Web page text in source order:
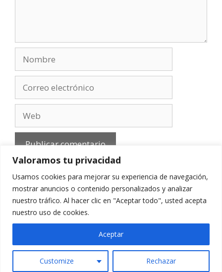
Valoramos tu privacidad
Usamos cookies para mejorar su experiencia de navegación,
mostrar anuncios o contenido personalizados y analizar
nuestro tráfico. Al hacer clic en "Aceptar todo", usted acepta
nuestro uso de cookies.
Customize Rechazar
Aceptar
electrónico
Aviso Legal-Política de privacidad
Contacto
© 2010 - 2026 mirefranero.com